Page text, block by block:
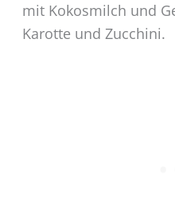
mit Kokosmilch und
Karotte und Zucchini.